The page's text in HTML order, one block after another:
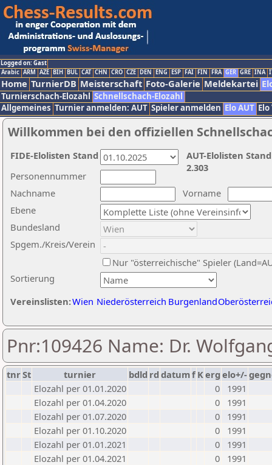
Logged on: Gast
Arabic ARM AZE BIH BUL CAT CHN CRO CZE DEN ENG ESP FAI FIN FRA GER GRE INA
Home TurnierDB Meisterschaft Foto-Galerie Meldekartei
Turnierschach-Elozahl Schnellschach-Elozahl
Allgemeines Turnier anmelden: AUT Spieler anmelden Elo AUT
Willkommen bei den offiziellen
Nachname
Vorname
Ebene
Sortierung
Personennummer
Bundesland
Spgem./Kreis/Verein
Nur "österreichische" Spieler
Vereinslisten:Wien Niederösterreich Burgenland
AUT-Elolisten
2.303
FIDE-Elolisten Stand
Pnr:109426 Name: Dr.
tnrSt turnier bdld rd datumf Kerg elo+/-
Elozahl per 01.01.2020
0
1991
Elozahl per 01.04.2020
0
1991
Elozahl per 01.07.2020
0
1991
Elozahl per 01.10.2020
0
1991
Elozahl per 01.01.2021
0
1991
Elozahl per 01.04.2021
0
1991